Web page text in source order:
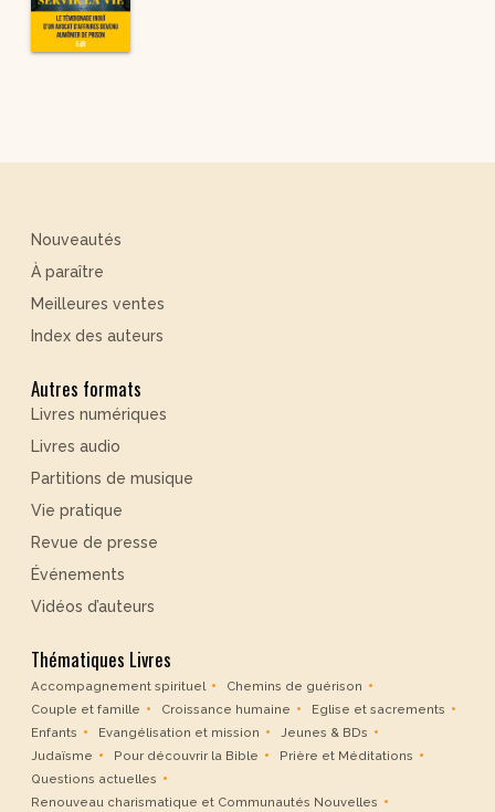
Nouveautés
À paraître
Meilleures ventes
Index des auteurs
Autres formats
Livres numériques
Livres audio
Partitions de musique
Vie pratique
Revue de presse
Événements
Vidéos d’auteurs
Thématiques Livres
Accompagnement spirituel
Chemins de guérison
Couple et famille
Croissance humaine
Eglise et sacrements
Enfants
Evangélisation et mission
Jeunes & BDs
Judaïsme
Pour découvrir la Bible
Prière et Méditations
Questions actuelles
Renouveau charismatique et Communautés Nouvelles